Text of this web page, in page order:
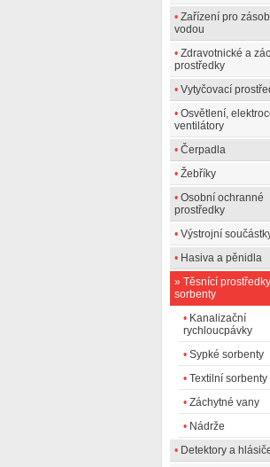
• Zařízení pro
vodou
• Zdravotnické a
prostředky
• Vytyčovací
• Osvětlení,
ventilátory
• Čerpadla
• Žebříky
• Osobní ochranné
prostředky
• Výstrojní
• Hasiva a pěnidla
» Těsnící
sorbenty
• Kanalizační
rychloucpávky
• Sypké sorbenty
• Textilní sorbenty
• Záchytné vany
• Nádrže
• Detektory a